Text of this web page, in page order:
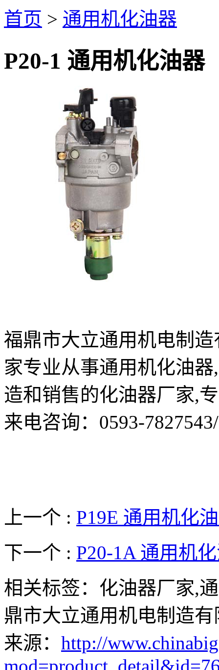
首页 > 通用机化油器
P20-1 通用机化油器
福鼎市大立通用机电制造
家专业从事通用机化油
造和销售的化油器厂家,
来电咨询：0593-
上一个 : P19E 通用机化
下一个 : P20-1A 通用机
相关标签：化油器厂家,
鼎市大立通用机电制造有
来源： http://